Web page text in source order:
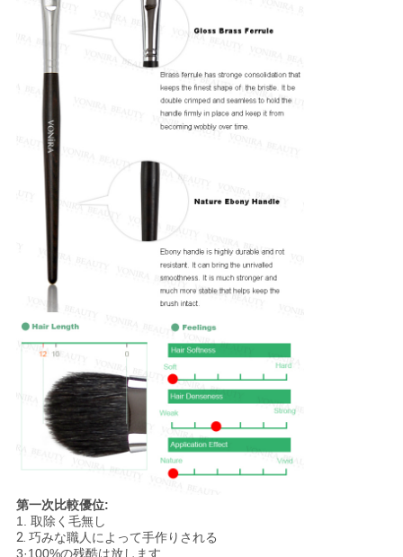
第一次比較優位:
1. 取除く毛無し
2. 巧みな職人によって手作りされる
3·100%の残酷は放します